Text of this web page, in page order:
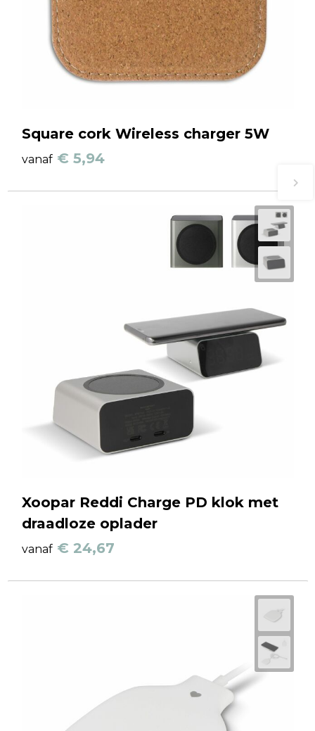
Square cork Wireless charger 5W
vanaf € 5,94
Xoopar Reddi Charge PD klok met
draadloze oplader
vanaf € 24,67